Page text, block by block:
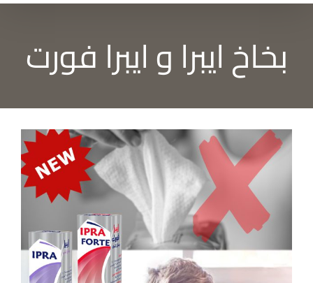
بخاخ ايبرا و ايبرا فورت